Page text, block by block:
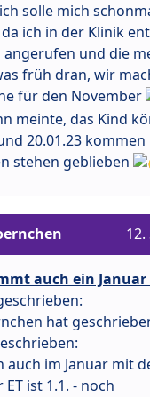
solle mich
ich in der Klinik
angerufen und die
früh dran, wir
für den November
meinte, das Kind
20.01.23
stehen geblieben
12.
auch ein Januar
hat
auch im Januar mit
ET ist 1.1. - noch